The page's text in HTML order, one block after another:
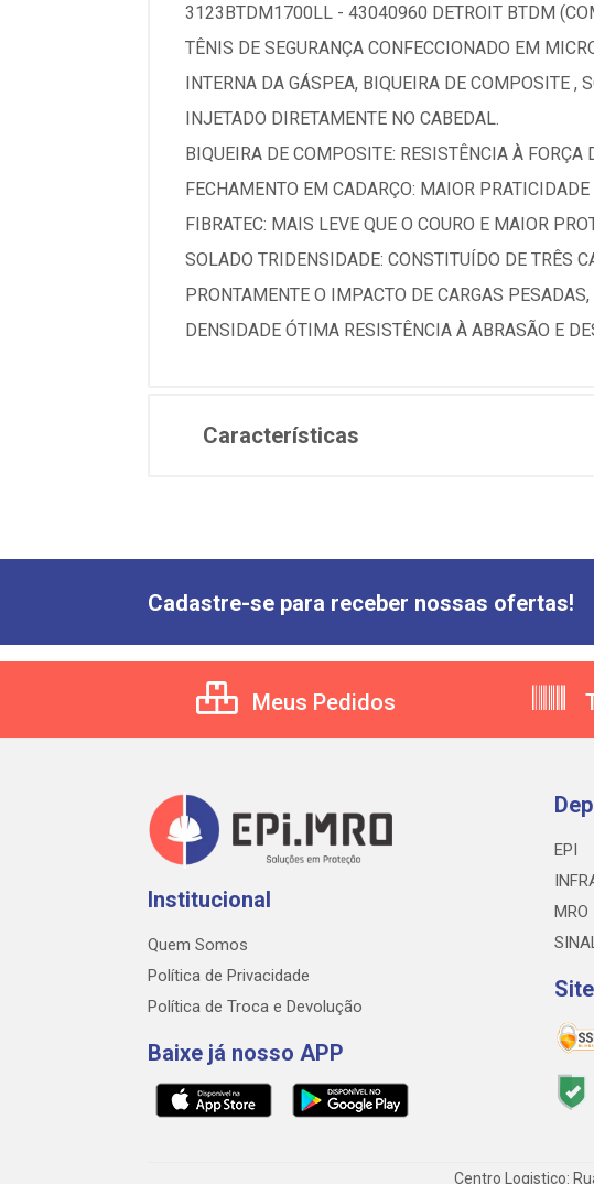
3123BTDM1700LL - 43040960 DETROIT BTDM
TÊNIS DE SEGURANÇA CONFECCIONADO EM
INTERNA DA GÁSPEA, BIQUEIRA DE COMPOSITE ,
INJETADO DIRETAMENTE NO CABEDAL.
BIQUEIRA DE COMPOSITE: RESISTÊNCIA À
FECHAMENTO EM CADARÇO: MAIOR PRATICIDADE
FIBRATEC: MAIS LEVE QUE O COURO E MAIOR
SOLADO TRIDENSIDADE: CONSTITUÍDO DE TRÊS
PRONTAMENTE O IMPACTO DE CARGAS
DENSIDADE ÓTIMA RESISTÊNCIA À ABRASÃO E
Características
Cadastre-se para receber nossas ofertas!
Meus Pedidos
Institucional
Quem Somos
Política de Privacidade
Política de Troca e Devolução
Baixe já nosso APP
EPI
MRO
Centro Logistico: